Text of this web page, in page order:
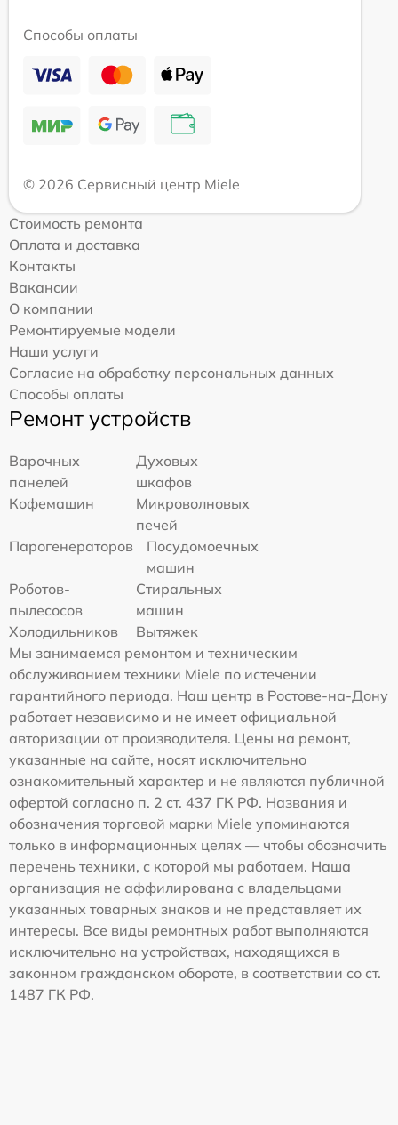
Способы оплаты
© 2026 Сервисный центр Miele
Стоимость ремонта
Оплата и доставка
Контакты
Вакансии
О компании
Ремонтируемые модели
Наши услуги
Согласие на обработку персональных данных
Способы оплаты
Ремонт устройств
Варочных
панелей
Духовых
шкафов
Кофемашин
Микроволновых
печей
Парогенераторов
Посудомоечных
машин
Роботов-
пылесосов
Стиральных
машин
Холодильников
Вытяжек
Мы занимаемся ремонтом и техническим
обслуживанием техники Miele по истечении
гарантийного периода. Наш центр в Ростове-на-Дону
работает независимо и не имеет официальной
авторизации от производителя. Цены на ремонт,
указанные на сайте, носят исключительно
ознакомительный характер и не являются публичной
офертой согласно п. 2 ст. 437 ГК РФ. Названия и
обозначения торговой марки Miele упоминаются
только в информационных целях — чтобы обозначить
перечень техники, с которой мы работаем. Наша
организация не аффилирована с владельцами
указанных товарных знаков и не представляет их
интересы. Все виды ремонтных работ выполняются
исключительно на устройствах, находящихся в
законном гражданском обороте, в соответствии со ст.
1487 ГК РФ.